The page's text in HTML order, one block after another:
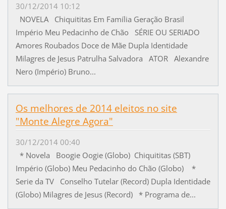
30/12/2014 10:12
NOVELA Chiquititas Em Família Geração Brasil
Império Meu Pedacinho de Chão SÉRIE OU SERIADO
Amores Roubados Doce de Mãe Dupla Identidade
Milagres de Jesus Patrulha Salvadora ATOR Alexandre
Nero (Império) Bruno...
Os melhores de 2014 eleitos no site
"Monte Alegre Agora"
30/12/2014 00:40
* Novela Boogie Oogie (Globo) Chiquititas (SBT)
Império (Globo) Meu Pedacinho do Chão (Globo) *
Serie da TV Conselho Tutelar (Record) Dupla Identidade
(Globo) Milagres de Jesus (Record) * Programa de...